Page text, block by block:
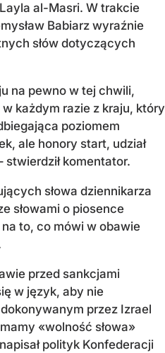
al-Masri. W trakcie
Babiarz wyraźnie
słów dotyczących
na pewno w tej chwili,
każdym razie z kraju, który
poziomem
ale honory start, udział
stwierdził komentator.
słowa dziennikarza
słowami o piosence
to, co mówi w obawie
przed sankcjami
w język, aby nie
przez Izrael
«wolność słowa»
polityk Konfederacji